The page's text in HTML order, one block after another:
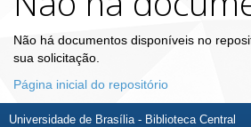
Não há documentos disponíveis no
sua solicitação.
Página inicial do repositório
Universidade de Brasília - Biblioteca Central